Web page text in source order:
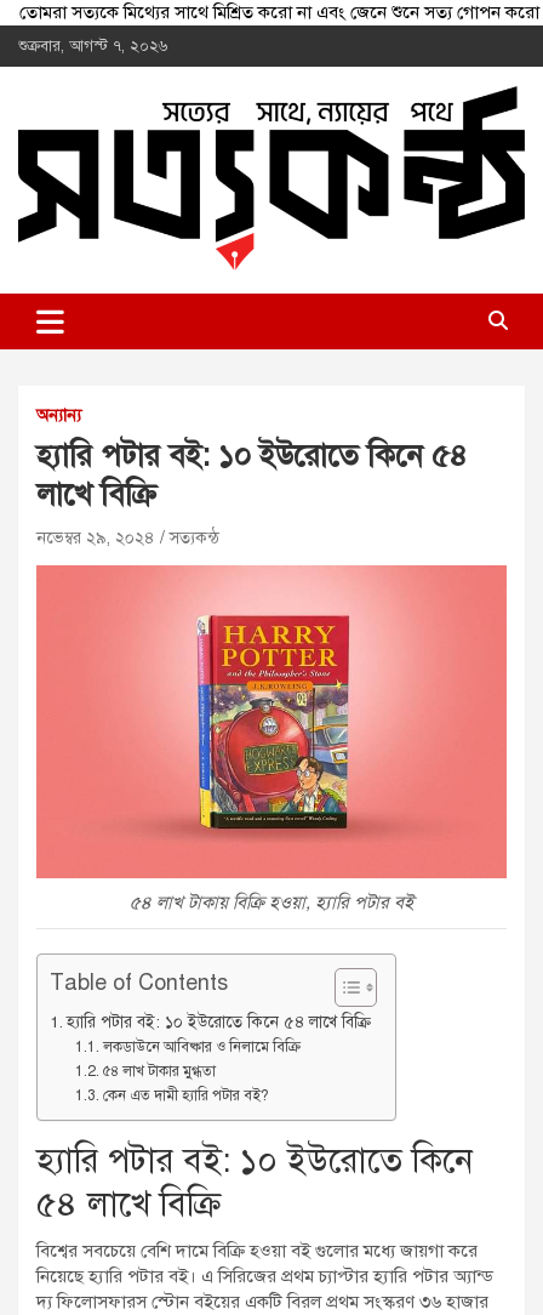
তোমরা সত্যকে মিথ্যের সাথে মিশ্রিত করো না এবং জেনে শুনে সত্য গোপন
Skip
to
শুক্রবার, আগস্ট ৭, ২০২৬
shottokontho.com
অন্যান্য
হ্যারি পটার বই: ১০ ইউরোতে কিনে ৫৪
লাখে বিক্রি
নভেম্বর ২৯, ২০২৪ সত্যকন্ঠ
৫৪ লাখ টাকায় বিক্রি হওয়া, হ্যারি পটার বই
Table of Contents
হ্যারি পটার বই: ১০ ইউরোতে কিনে ৫৪ লাখে বিক্রি
লকডাউনে আবিষ্কার ও নিলামে বিক্রি
৫৪ লাখ টাকার মুগ্ধতা
কেন এত দামী হ্যারি পটার বই?
হ্যারি পটার বই: ১০ ইউরোতে কিনে
৫৪ লাখে বিক্রি
বিশ্বের সবচেয়ে বেশি দামে বিক্রি হওয়া বই গুলোর মধ্যে জায়গা করে
নিয়েছে হ্যারি পটার বই। এ সিরিজের প্রথম চ্যাপ্টার হ্যারি পটার অ্যান্ড
দ্য ফিলোসফারস স্টোন বইয়ের একটি বিরল প্রথম সংস্করণ ৩৬ হাজার